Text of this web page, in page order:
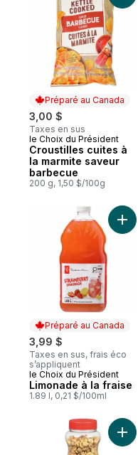
Préparé au Canada
3,00 $
Taxes en sus
Préparé au Canada
le Choix du Président
Croustilles cuites à
la marmite saveur
barbecue
200 g, 1,50 $/100g
Préparé au Canada
3,99 $
Taxes en sus, frais éco
s’appliquent
Préparé au Canada
le Choix du Président
Limonade à la fraise
1.89 l, 0,21 $/100ml